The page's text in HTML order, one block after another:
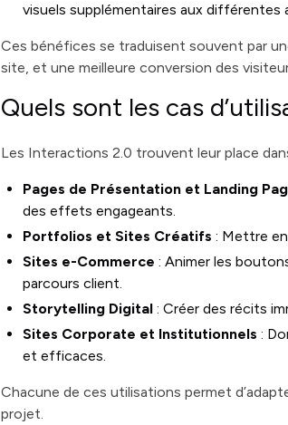
visuels supplémentaires aux différentes
Ces bénéfices se traduisent souvent par
site, et une meilleure conversion des
Quels sont les cas
Les Interactions 2.0 trouvent leur place
Pages de Présentation et Landing
des effets engageants.
Portfolios et Sites Créatifs : Mettre
Sites e-Commerce : Animer les
parcours client.
Storytelling Digital : Créer des récits
Sites Corporate et Institutionnels :
et efficaces.
Chacune de ces utilisations permet
projet.